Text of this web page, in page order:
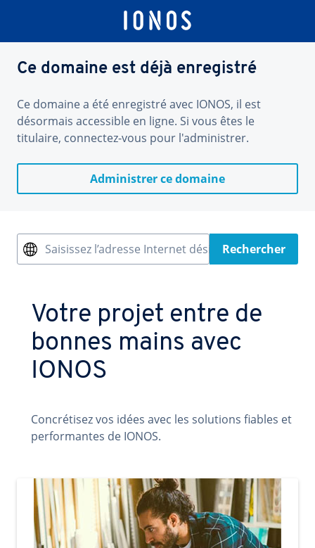
Ce domaine est déjà enregistré
Ce domaine a été enregistré avec IONOS, il est
désormais accessible en ligne. Si vous êtes le
titulaire, connectez-vous pour l'administrer.
Administrer ce domaine
Saisissez l’adresse Internet désiréeRechercher
Votre projet entre de
bonnes mains avec
IONOS
Concrétisez vos idées avec les solutions fiables et
performantes de IONOS.